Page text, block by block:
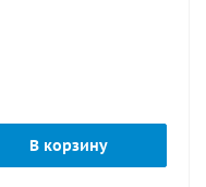
В корзину